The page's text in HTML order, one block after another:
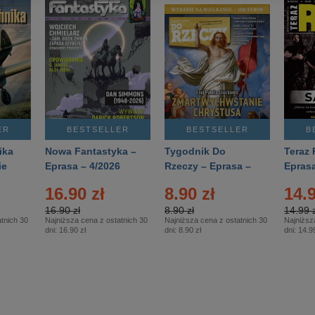
30
BESTSELLER
Nowa Fantastyka –
Eprasa – 4/2026
16.90 zł
16.90 zł
Najniższa cena z ostatnich 30
dni: 16.90 zł
BESTSELLER
Tygodnik Do
Rzeczy – Eprasa –
8.90 zł
8.90 zł
Najniższa cena z ostatnich 30
dni: 8.90 zł
Teraz
14.99
dni: